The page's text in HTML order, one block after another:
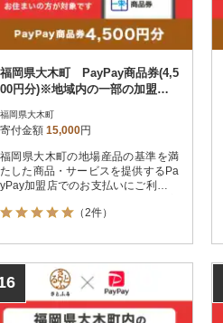
福岡県大木町 PayPay商品券(4,5
00円分)※地域内の一部の加盟店
福岡県大木町
寄付金額 15,000円
福岡県大木町の地場産品の基準を満
たした商品・サービスを提供するPa
yPay加盟店でのお支払いにご利用い
はPayPay商品券を受け取れませんの
（2件）